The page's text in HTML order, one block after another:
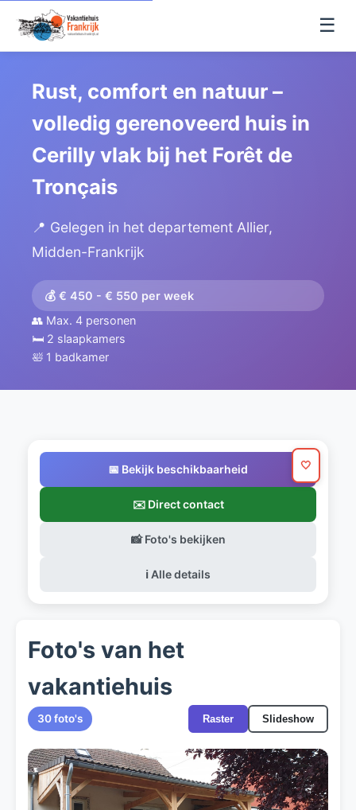
☰
Rust, comfort en natuur –
volledig gerenoveerd huis in
Cerilly vlak bij het Forêt de
Tronçais
📍 Gelegen in het departement Allier,
Midden-Frankrijk
💰 € 450 - € 550 per week
👥 Max. 4 personen
🛏️ 2 slaapkamers
🛀 1 badkamer
📅 Bekijk beschikbaarheid
✉️ Direct contact
📸 Foto's bekijken
ℹ️ Alle details
🤍
Foto's van het
vakantiehuis
30 foto's Raster Slideshow